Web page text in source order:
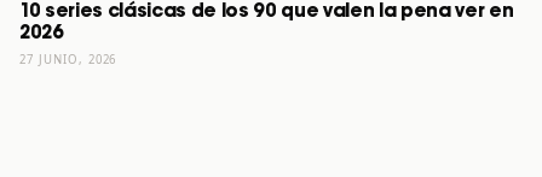
10 series clásicas de los 90 que valen la pena ver en
2026
27 JUNIO, 2026